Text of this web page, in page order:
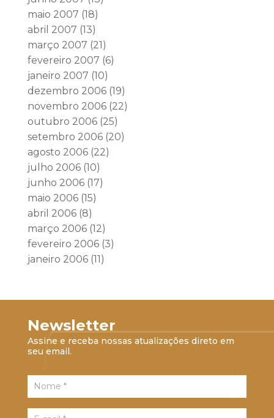
maio 2007 (18)
abril 2007 (13)
março 2007 (21)
fevereiro 2007 (6)
janeiro 2007 (10)
dezembro 2006(19)
novembro 2006(22)
outubro 2006(25)
setembro 2006(20)
agosto 2006(22)
julho 2006(10)
junho 2006(17)
maio 2006(15)
abril 2006(8)
março 2006(12)
fevereiro 2006(3)
janeiro 2006(11)
Newsletter
Assine e receba nossas atualizações direto em
seu email.